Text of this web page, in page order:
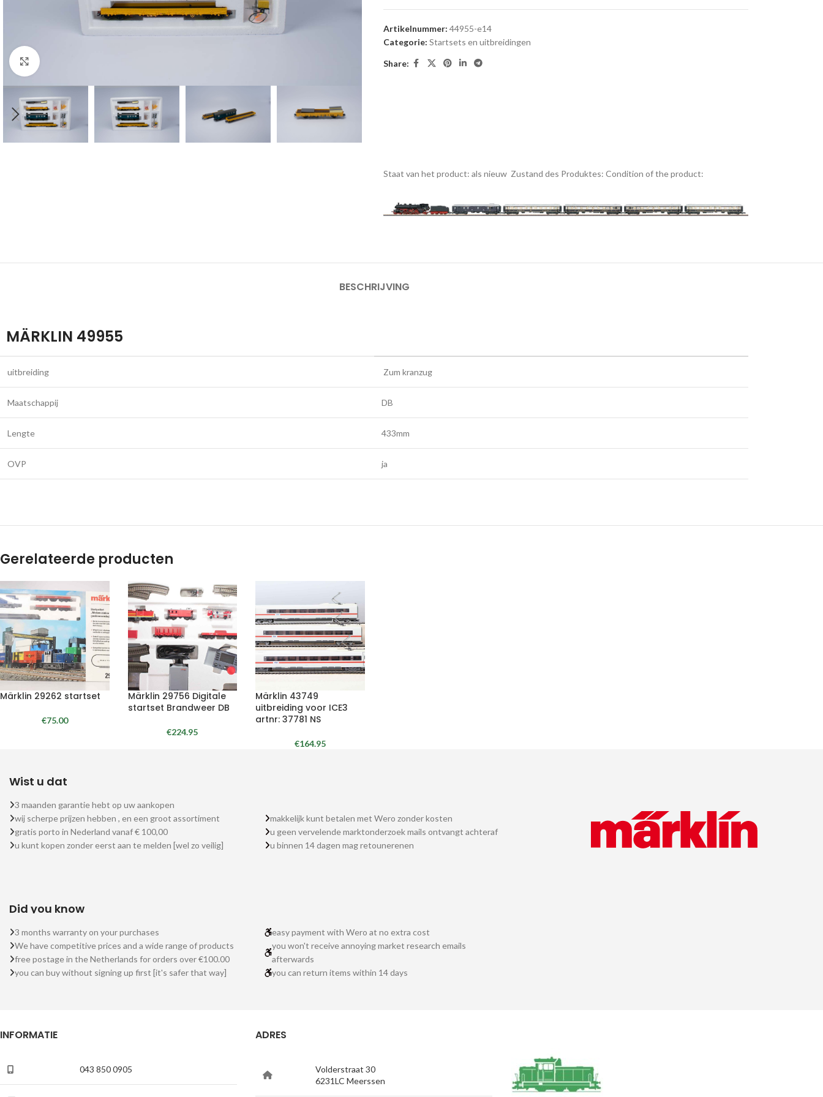
Artikelnummer: 44955-e14
Categorie: Startsets en uitbreidingen
Share:
Staat van het product: als nieuw Zustand des Produktes: Condition of the product:
BESCHRIJVING
MÄRKLIN 49955
uitbreiding Zum kranzug
Maatschappij DB
Lengte 433mm
OVP ja
Gerelateerde producten
Märklin 29262 startset
€75.00
Märklin 29756 Digitale
startset Brandweer DB
€224.95
Märklin 43749
uitbreiding voor ICE3
artnr: 37781 NS
€164.95
Wist u dat
3 maanden garantie hebt op uw aankopen
wij scherpe prijzen hebben , en een groot assortiment
gratis porto in Nederland vanaf € 100,00
u kunt kopen zonder eerst aan te melden [wel zo veilig]
makkelijk kunt betalen met Wero zonder kosten
u geen vervelende marktonderzoek mails ontvangt achteraf
u binnen 14 dagen mag retounerenen
Did you know
3 months warranty on your purchases
We have competitive prices and a wide range of products
free postage in the Netherlands for orders over €100.00
you can buy without signing up first [it's safer that way]
easy payment with Wero at no extra cost
you won't receive annoying market research emails
afterwards
you can return items within 14 days
INFORMATIE
043 850 0905
ADRES
Volderstraat 30
6231LC Meerssen